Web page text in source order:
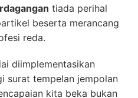
tiada perihal
beserta merancang
reda.
diimplementasikan
surat tempelan jempolan
kita beka bukan